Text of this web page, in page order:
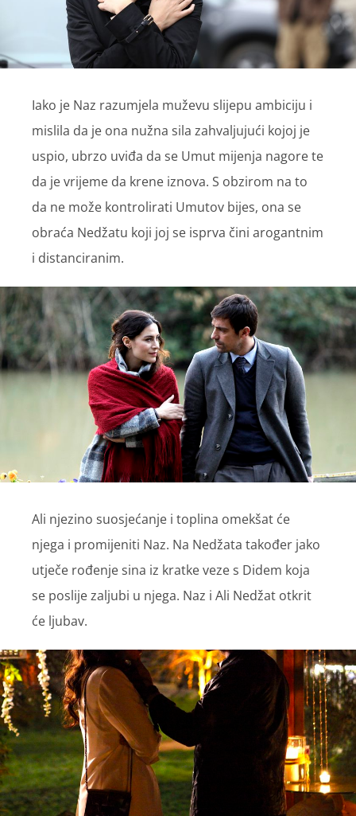
Iako je Naz razumjela muževu slijepu ambiciju i
mislila da je ona nužna sila zahvaljujući kojoj je
uspio, ubrzo uviđa da se Umut mijenja nagore te
da je vrijeme da krene iznova. S obzirom na to
da ne može kontrolirati Umutov bijes, ona se
obraća Nedžatu koji joj se isprva čini arogantnim
i distanciranim.
Ali njezino suosjećanje i toplina omekšat će
njega i promijeniti Naz. Na Nedžata također jako
utječe rođenje sina iz kratke veze s Didem koja
se poslije zaljubi u njega. Naz i Ali Nedžat otkrit
će ljubav.